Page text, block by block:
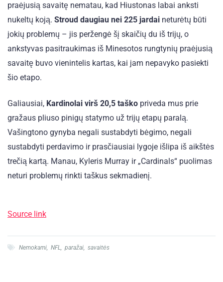
praėjusią savaitę nematau, kad Hiustonas labai anksti
nukeltų koją. Stroud daugiau nei 225 jardai neturėtų būti
jokių problemų – jis peržengė šį skaičių du iš trijų, o
ankstyvas pasitraukimas iš Minesotos rungtynių praėjusią
savaitę buvo vienintelis kartas, kai jam nepavyko pasiekti
šio etapo.
Galiausiai, Kardinolai virš 20,5 taško priveda mus prie
gražaus pliuso pinigų statymo už trijų etapų paralą.
Vašingtono gynyba negali sustabdyti bėgimo, negali
sustabdyti perdavimo ir prasčiausiai lygoje išlipa iš aikštės
trečią kartą. Manau, Kyleris Murray ir „Cardinals“ puolimas
neturi problemų rinkti taškus sekmadienį.
Source link
Nemokami NFL paražai savaitės